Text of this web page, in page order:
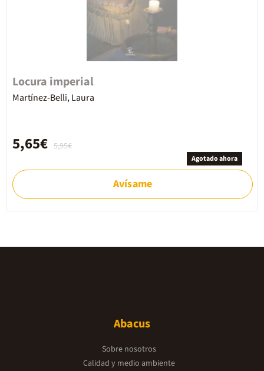
Locura imperial
Martínez-Belli, Laura
5,95€
5,65€
Agotado ahora
Avísame
Abacus
Sobre nosotros
Calidad y medio ambiente